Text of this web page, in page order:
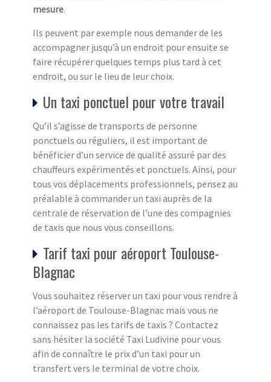
mesure.
Ils peuvent par exemple nous demander de les
accompagner jusqu’à un endroit pour ensuite se
faire récupérer quelques temps plus tard à cet
endroit, ou sur le lieu de leur choix.
Un taxi ponctuel pour votre travail
Qu’il s’agisse de transports de personne
ponctuels ou réguliers, il est important de
bénéficier d’un service de qualité assuré par des
chauffeurs expérimentés et ponctuels. Ainsi, pour
tous vos déplacements professionnels, pensez au
préalable à commander un taxi auprès de la
centrale de réservation de l’une des compagnies
de taxis que nous vous conseillons.
Tarif taxi pour aéroport Toulouse-
Blagnac
Vous souhaitez réserver un taxi pour vous rendre à
l’aéroport de Toulouse-Blagnac mais vous ne
connaissez pas les tarifs de taxis ? Contactez
sans hésiter la société Taxi Ludivine pour vous
afin de connaître le prix d’un taxi pour un
transfert vers le terminal de votre choix.